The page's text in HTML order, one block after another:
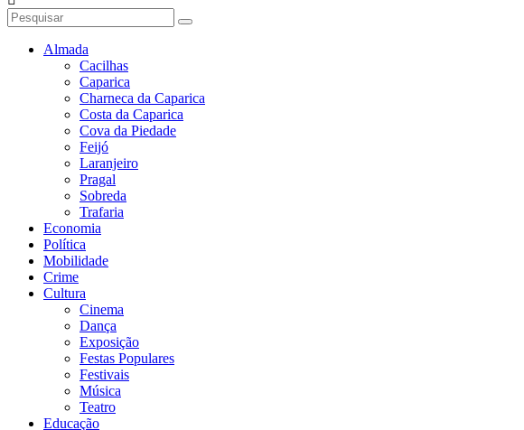
Almada
Cacilhas
Caparica
Charneca da Caparica
Costa da Caparica
Cova da Piedade
Feijó
Laranjeiro
Pragal
Sobreda
Trafaria
Economia
Política
Mobilidade
Crime
Cultura
Cinema
Dança
Exposição
Festas Populares
Festivais
Música
Teatro
Educação